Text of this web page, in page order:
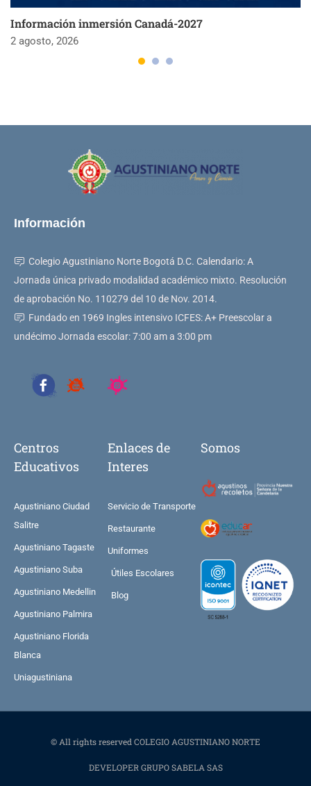
Información inmersión Canadá-2027
2 agosto, 2026
Información
Colegio Agustiniano Norte Bogotá D.C. Calendario: A
Jornada única privado modalidad académico mixto. Resolución
de aprobación No. 110279 del 10 de Nov. 2014.
Fundado en 1969 Ingles intensivo ICFES: A+ Preescolar a
undécimo Jornada escolar: 7:00 am a 3:00 pm
Centros
Educativos
Agustiniano Ciudad
Salitre
Agustiniano Tagaste
Agustiniano Suba
Agustiniano Medellin
Agustiniano Palmira
Agustiniano Florida
Blanca
Uniagustiniana
Enlaces de
Interes
Servicio de Transporte
Restaurante
Uniformes
Útiles Escolares
Blog
Somos
© All rights reserved COLEGIO AGUSTINIANO NORTE
DEVELOPER GRUPO SABELA SAS